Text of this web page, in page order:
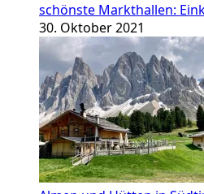
schönste Markthallen:
30. Oktober 2021